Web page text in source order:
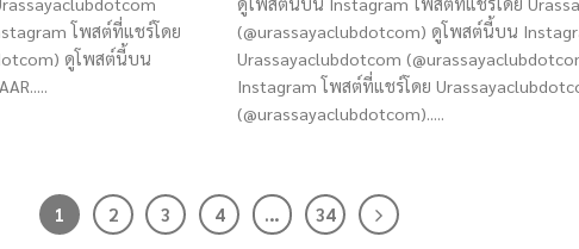
โพสต์ที่แชร์โดย
ดูโพสต์นี้บน
(@urassayaclubdotcom) ดูโพสต์นี้บน
Urassayaclubdotcom
Instagram โพสต์ที่แชร์โดย
(@urassayaclubdotcom).....
1 2 3 4 … 34